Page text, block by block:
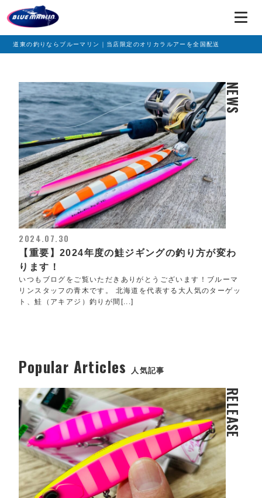
道東の釣りならブルーマリン｜当店限定のオリカラルアーを全国配送
NEWS
2024.07.30
【重要】2024年度の鮭ジギングの釣り方が変わ
ります！
いつもブログをご覧いただきありがとうございます！ブルーマ
リンスタッフの青木です。 北海道を代表する大人気のターゲッ
ト、鮭（アキアジ）釣りが間[...]
Popular Articles 人気記事
RELEASE